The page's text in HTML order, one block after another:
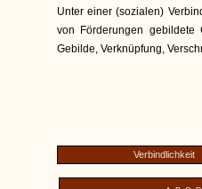
Unter einer (sozialen)
von Förderungen
Gebilde, Verknüpfung,
Verbindlichkeit